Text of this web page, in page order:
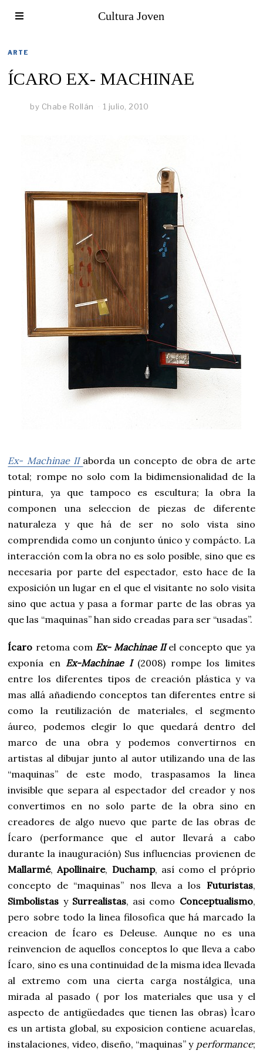
Cultura Joven
ARTE
ÍCARO EX- MACHINAE
by Chabe Rollán 1 julio, 2010
Ex- Machinae II aborda un concepto de obra de arte
total; rompe no solo com la bidimensionalidad de la
pintura, ya que tampoco es escultura; la obra la
componen una seleccion de piezas de diferente
naturaleza y que há de ser no solo vista sino
comprendida como un conjunto único y compácto. La
interacción com la obra no es solo posible, sino que es
necesaria por parte del espectador, esto hace de la
exposición un lugar en el que el visitante no solo visita
sino que actua y pasa a formar parte de las obras ya
que las “maquinas” han sido creadas para ser “usadas”.
Ícaro retoma com Ex- Machinae IIel concepto que ya
exponía en Ex-Machinae I(2008) rompe los limites
entre los diferentes tipos de creación plástica y va
mas allá añadiendo conceptos tan diferentes entre si
como la reutilización de materiales, el segmento
áureo, podemos elegir lo que quedará dentro del
marco de una obra y podemos convertirnos en
artistas al dibujar junto al autor utilizando una de las
“maquinas” de este modo, traspasamos la linea
invisible que separa al espectador del creador y nos
convertimos en no solo parte de la obra sino en
creadores de algo nuevo que parte de las obras de
Ícaro (performance que el autor llevará a cabo
durante la inauguración) Sus influencias provienen de
Mallarmé,Apollinaire, Duchamp, así como el próprio
concepto de “maquinas” nos lleva a los Futuristas,
Simbolistas y Surrealistas, asi como Conceptualismo,
pero sobre todo la linea filosofica que há marcado la
creacion de Ícaro es Deleuse. Aunque no es una
reinvencion de aquellos conceptos lo que lleva a cabo
Ícaro, sino es una continuidad de la misma idea llevada
al extremo com una cierta carga nostálgica, una
mirada al pasado ( por los materiales que usa y el
aspecto de antigüedades que tienen las obras) Ìcaro
es un artista global, su exposicion contiene acuarelas,
instalaciones, video, diseño, “maquinas” y performance;